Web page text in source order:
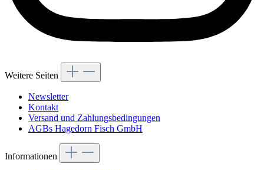
Weitere Seiten
Newsletter
Kontakt
Versand und Zahlungsbedingungen
AGBs Hagedorn Fisch GmbH
Informationen